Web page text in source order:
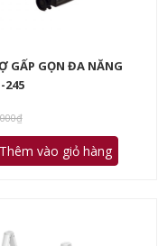
GẤP GỌN ĐA NĂNG
245
Thêm vào giỏ hàng